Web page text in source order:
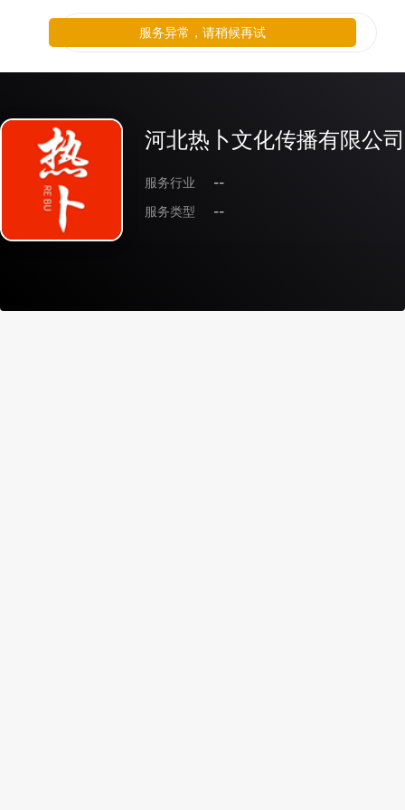
河北热卜文化传播有限公司
服务行业
--
服务类型
--
服务异常，请稍候再试